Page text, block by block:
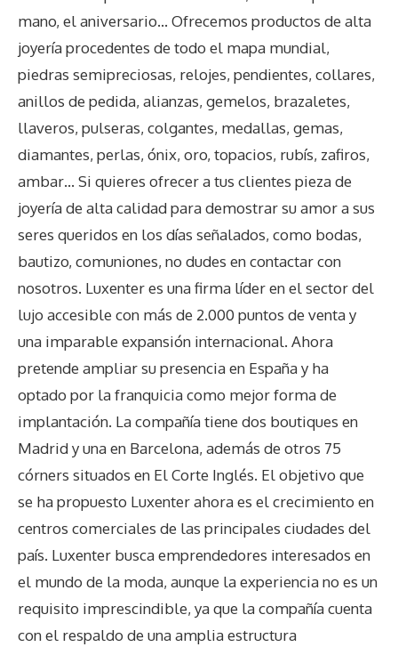
mano, el aniversario… Ofrecemos productos de alta
joyería procedentes de todo el mapa mundial,
piedras semipreciosas, relojes, pendientes, collares,
anillos de pedida, alianzas, gemelos, brazaletes,
llaveros, pulseras, colgantes, medallas, gemas,
diamantes, perlas, ónix, oro, topacios, rubís, zafiros,
ambar… Si quieres ofrecer a tus clientes pieza de
joyería de alta calidad para demostrar su amor a sus
seres queridos en los días señalados, como bodas,
bautizo, comuniones, no dudes en contactar con
nosotros. Luxenter es una firma líder en el sector del
lujo accesible con más de 2.000 puntos de venta y
una imparable expansión internacional. Ahora
pretende ampliar su presencia en España y ha
optado por la franquicia como mejor forma de
implantación. La compañía tiene dos boutiques en
Madrid y una en Barcelona, además de otros 75
córners situados en El Corte Inglés. El objetivo que
se ha propuesto Luxenter ahora es el crecimiento en
centros comerciales de las principales ciudades del
país. Luxenter busca emprendedores interesados en
el mundo de la moda, aunque la experiencia no es un
requisito imprescindible, ya que la compañía cuenta
con el respaldo de una amplia estructura